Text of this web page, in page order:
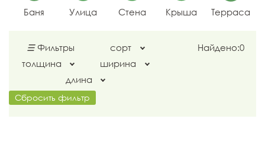
Баня Улица Стена Крыша Терраса
☰ Фильтры
сорт
толщина
ширина
длина
Найдено:0
Сбросить фильтр